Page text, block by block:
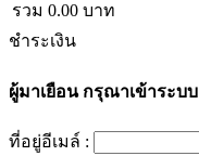
รวม 0.00 บาท
ชำระเงิน
ผู้มาเยือนกรุณาเข้าระบบ
ที่อยู่อีเมล์ :